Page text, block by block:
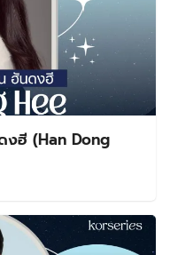
ฮี (Han Dong